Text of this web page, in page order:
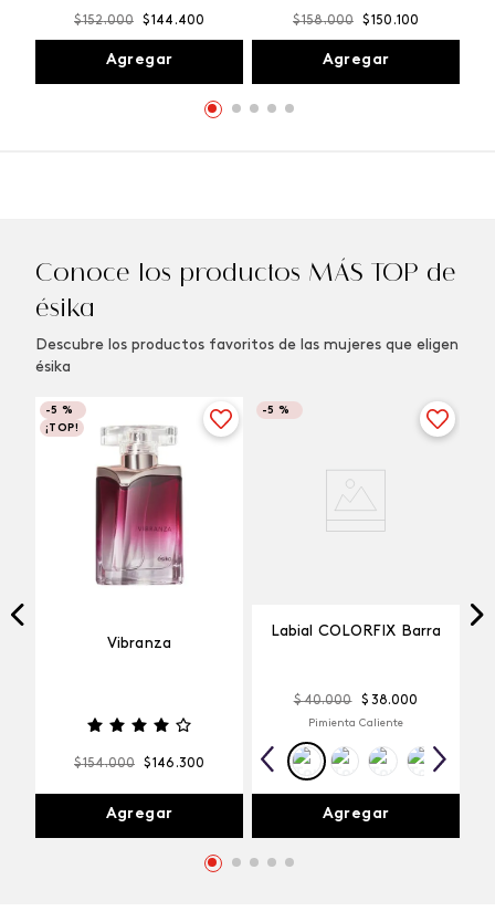
$152.000 $144 .400
Agregar
$158.000 $150 .100
Agregar
Conoce los productos MÁS TOP de
ésika
Descubre los productos favoritos de las mujeres que eligen
ésika
-5 %
¡TOP!
Vibranza
$154.000 $146 .300
Agregar
-5 %
Labial COLORFIX Barra
$ 40.000 $ 38.000
Pimienta Caliente
Agregar